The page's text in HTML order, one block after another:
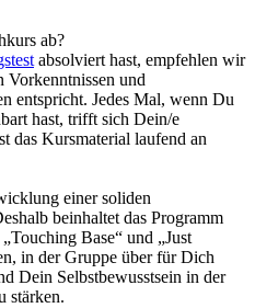
ab?
absolviert hast, empfehlen wir
Vorkenntnissen und
entspricht. Jedes Mal, wenn Du
hast, trifft sich Dein/e
das Kursmaterial laufend an
einer soliden
beinhaltet das Programm
Base“ und „Just
in der Gruppe über für Dich
Dein Selbstbewusstsein in der
stärken.